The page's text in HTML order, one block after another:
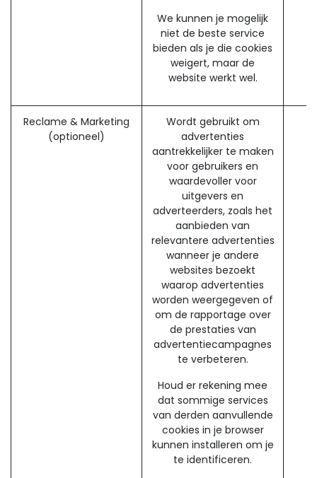
We kunnen je mogelijk
niet de beste service
bieden als je die cookies
weigert, maar de
website werkt wel.
Reclame & Marketing
(optioneel)
Wordt gebruikt om
advertenties
aantrekkelijker te maken
voor gebruikers en
waardevoller voor
uitgevers en
adverteerders, zoals het
aanbieden van
relevantere advertenties
wanneer je andere
websites bezoekt
waarop advertenties
worden weergegeven of
om de rapportage over
de prestaties van
advertentiecampagnes
te verbeteren.
Houd er rekening mee
dat sommige services
van derden aanvullende
cookies in je browser
kunnen installeren om je
te identificeren.